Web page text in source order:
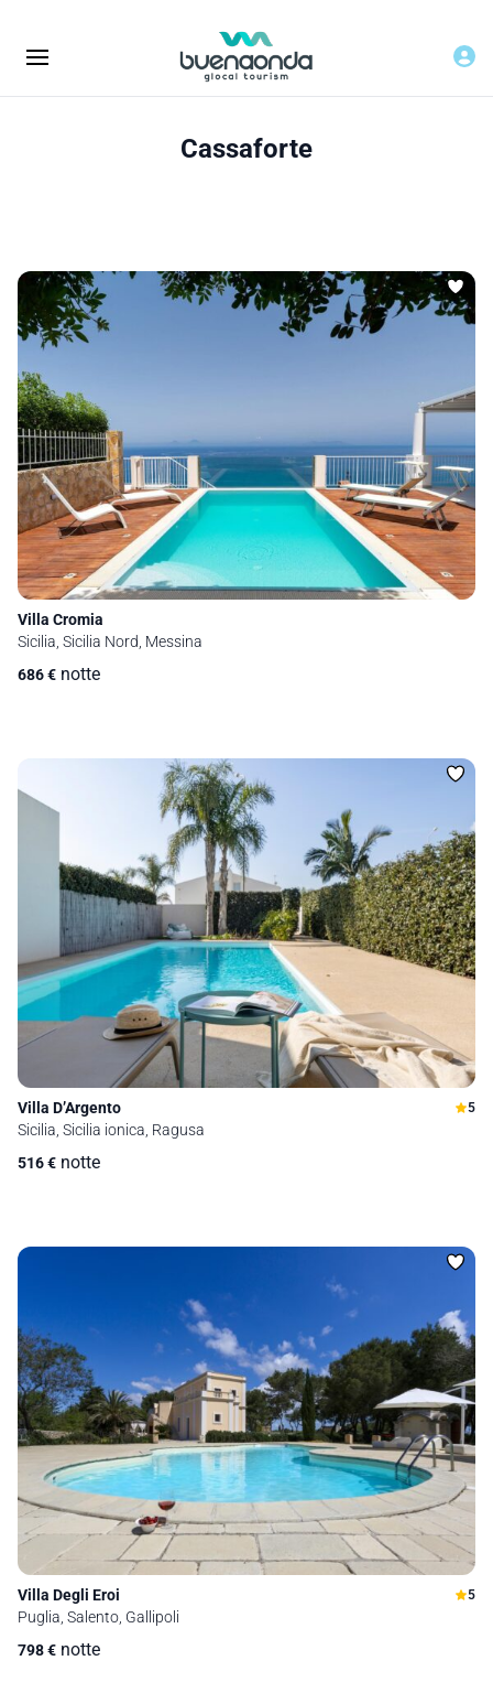
Cassaforte
Villa Cromia
Sicilia, Sicilia Nord, Messina
686€ notte
Villa D’Argento 5
Sicilia, Sicilia ionica, Ragusa
516€ notte
Villa Degli Eroi 5
Puglia, Salento, Gallipoli
798€ notte